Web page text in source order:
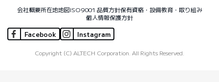
会社概要所在地地図ISO9001 品質方針保有資格・設備教育・取り組み
個人情報保護方針
Facebook Instagram
Copyright (C) ALTECH Corporation. All Rights Reserved.